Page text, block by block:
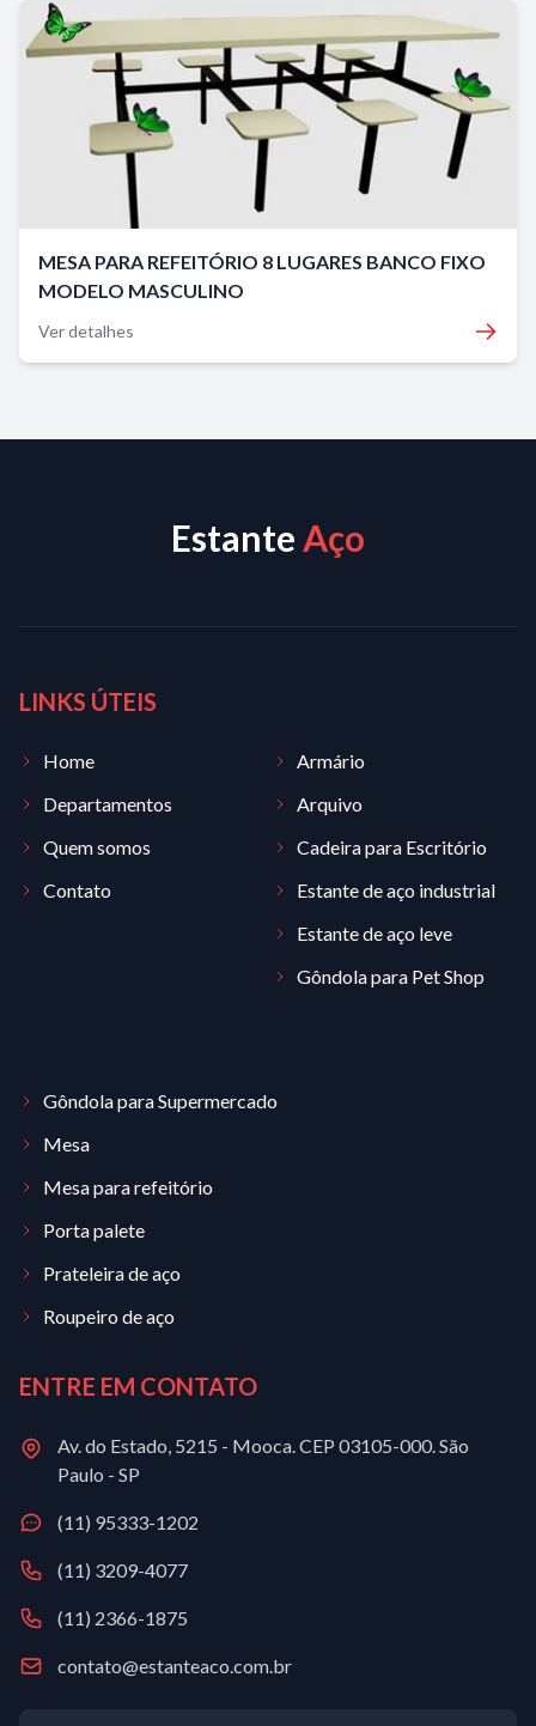
MESA PARA REFEITÓRIO 8 LUGARES BANCO FIXO
MODELO MASCULINO
Ver detalhes
Estante Aço
LINKS ÚTEIS
Home
Departamentos
Quem somos
Contato
Armário
Arquivo
Cadeira para Escritório
Estante de aço industrial
Estante de aço leve
Gôndola para Pet Shop
Gôndola para Supermercado
Mesa
Mesa para refeitório
Porta palete
Prateleira de aço
Roupeiro de aço
ENTRE EM CONTATO
Av. do Estado, 5215 - Mooca. CEP 03105-000. São
Paulo - SP
(11) 95333-1202
(11) 3209-4077
(11) 2366-1875
contato@estanteaco.com.br